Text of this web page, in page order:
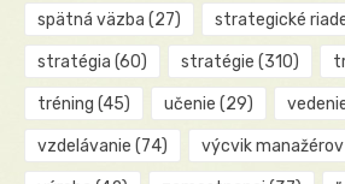
spätná väzba (27) strategické
stratégia (60) stratégie (310)
tréning (45) učenie (29)
vzdelávanie (74) výcvik manažérov